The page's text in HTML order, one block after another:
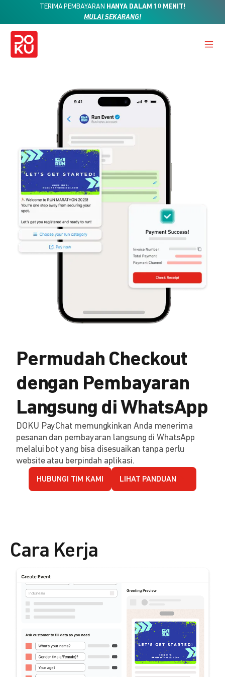
TERIMA PEMBAYARAN HANYA DALAM 10 MENIT!
MULAI SEKARANG!
Permudah Checkout
dengan Pembayaran
Langsung di WhatsApp
DOKU PayChat memungkinkan Anda menerima
pesanan dan pembayaran langsung di WhatsApp
melalui bot yang bisa disesuaikan tanpa perlu
website atau berpindah aplikasi.
HUBUNGI TIM KAMI LIHAT PANDUAN
Cara Kerja